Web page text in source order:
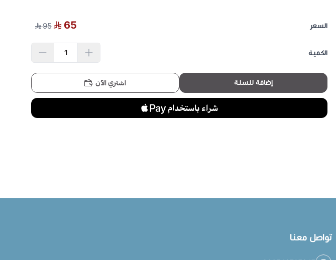
السعر 65
95
الكمية
إضافة للسلة اشتري الآن
تواصل معنا